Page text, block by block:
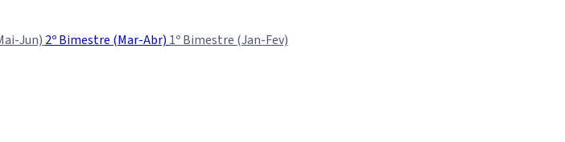
Jun) 2º Bimestre (Mar-Abr) 1º Bimestre (Jan-Fev)